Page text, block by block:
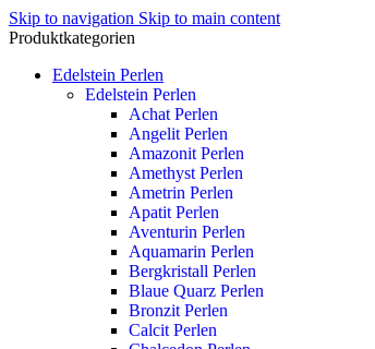
Skip to navigation Skip to main content
Produktkategorien
Edelstein Perlen
Edelstein Perlen
Achat Perlen
Angelit Perlen
Amazonit Perlen
Amethyst Perlen
Ametrin Perlen
Apatit Perlen
Aventurin Perlen
Aquamarin Perlen
Bergkristall Perlen
Blaue Quarz Perlen
Bronzit Perlen
Calcit Perlen